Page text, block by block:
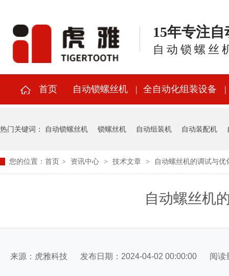
15年专注
自动锁螺丝
首页 自动锁螺丝机 全自动化组装设备
热门关键词： 自动锁螺丝机 锁螺丝机 自动组装机 自动装配机
您的位置： 首页 > 资讯中心 > 技术文章 > 自动螺丝机的调试与优
自动螺丝机
来源：虎雅科技 发布日期：2024-04-02 00:00:00 阅读